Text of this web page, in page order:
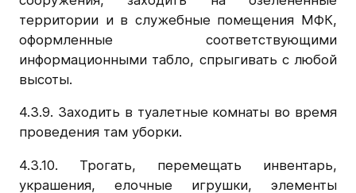
территории и в служебные помещения МФК,
оформленные соответствующими
информационными табло, спрыгивать с любой
высоты.
4.3.9. Заходить в туалетные комнаты во время
проведения там уборки.
4.3.10. Трогать, перемещать инвентарь,
украшения, елочные игрушки, элементы